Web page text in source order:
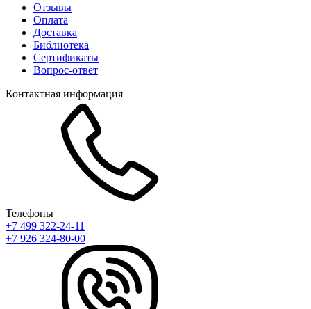
Отзывы
Оплата
Доставка
Библиотека
Сертификаты
Вопрос-ответ
Контактная информация
Телефоны
+7 499 322-24-11
+7 926 324-80-00